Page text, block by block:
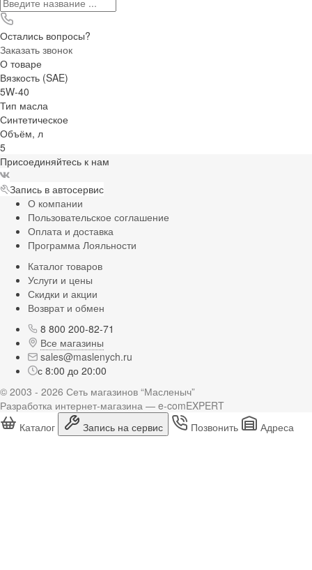
Остались вопросы?
Заказать звонок
О товаре
Вязкость (SAE)
5W-40
Тип масла
Синтетическое
Объём, л
5
Присоединяйтесь к нам
Запись в автосервис
О компании
Пользовательское соглашение
Оплата и доставка
Программа Лояльности
Каталог товаров
Услуги и цены
Скидки и акции
Возврат и обмен
8 800 200-82-71
Все магазины
sales@maslenych.ru
с 8:00 до 20:00
© 2003 - 2026 Сеть магазинов “Масленыч”
Разработка интернет-магазина — e-comEXPERT
Каталог
Запись на сервис Позвонить Адреса